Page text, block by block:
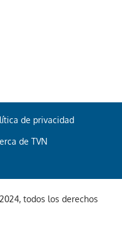
de privacidad
de TVN
todos los derechos